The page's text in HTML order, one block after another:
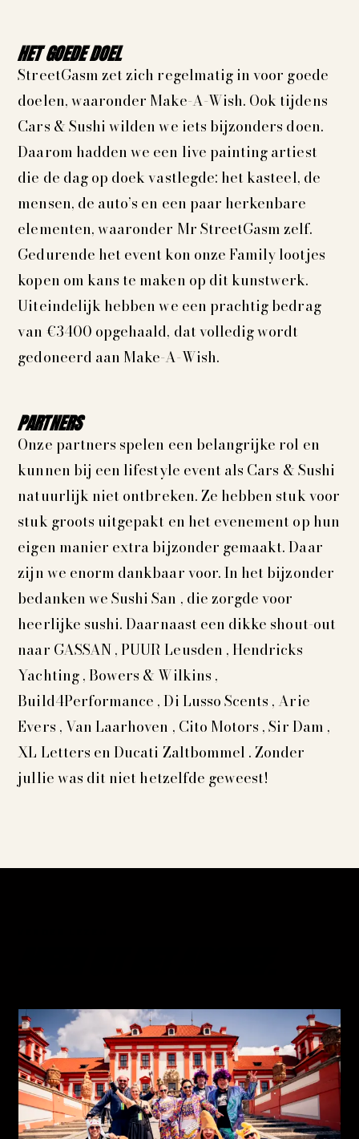
HET GOEDE DOEL
StreetGasm zet zich regelmatig in voor goede
doelen, waaronder Make-A-Wish. Ook tijdens
Cars & Sushi wilden we iets bijzonders doen.
Daarom hadden we een live painting artiest
die de dag op doek vastlegde: het kasteel, de
mensen, de auto’s en een paar herkenbare
elementen, waaronder Mr StreetGasm zelf.
Gedurende het event kon onze Family lootjes
kopen om kans te maken op dit kunstwerk.
Uiteindelijk hebben we een prachtig bedrag
van €3400 opgehaald, dat volledig wordt
gedoneerd aan Make-A-Wish.
PARTNERS
Onze partners spelen een belangrijke rol en
kunnen bij een lifestyle event als Cars & Sushi
natuurlijk niet ontbreken. Ze hebben stuk voor
stuk groots uitgepakt en het evenement op hun
eigen manier extra bijzonder gemaakt. Daar
zijn we enorm dankbaar voor. In het bijzonder
bedanken we Sushi San , die zorgde voor
heerlijke sushi. Daarnaast een dikke shout-out
naar GASSAN , PUUR Leusden , Hendricks
Yachting , Bowers & Wilkins ,
Build4Performance , Di Lusso Scents , Arie
Evers , Van Laarhoven , Cito Motors , Sir Dam ,
XL Letters en Ducati Zaltbommel . Zonder
jullie was dit niet hetzelfde geweest!